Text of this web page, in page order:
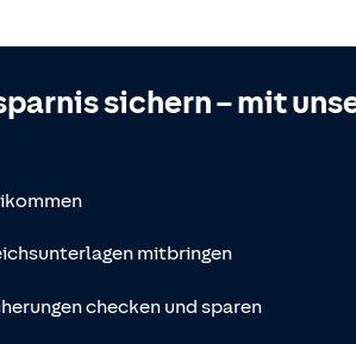
sichern – mit
mitbringen
checken und sparen